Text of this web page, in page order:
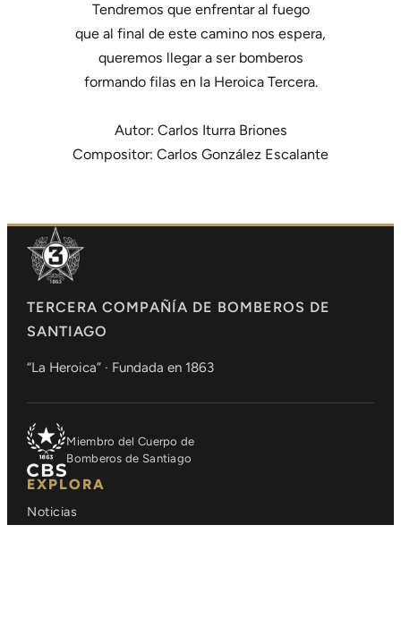
Tendremos que enfrentar al fuego
que al final de este camino nos espera,
queremos llegar a ser bomberos
formando filas en la Heroica Tercera.
Autor: Carlos Iturra Briones
Compositor: Carlos González Escalante
TERCERA COMPAÑÍA DE BOMBEROS DE
SANTIAGO
“La Heroica” · Fundada en 1863
Miembro del Cuerpo de
Bomberos de Santiago
EXPLORA
Noticias